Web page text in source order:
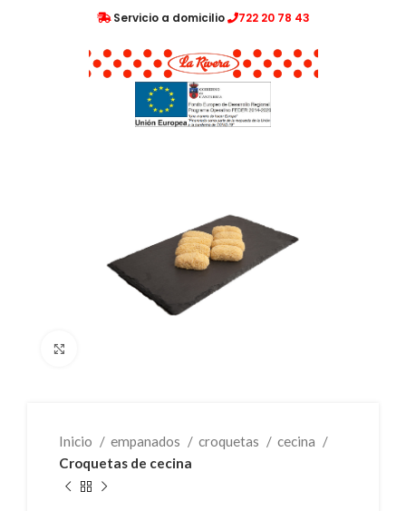
Servicio a domicilio 722 20 78 43
Inicio empanados croquetas
cecina
Croquetas de cecina